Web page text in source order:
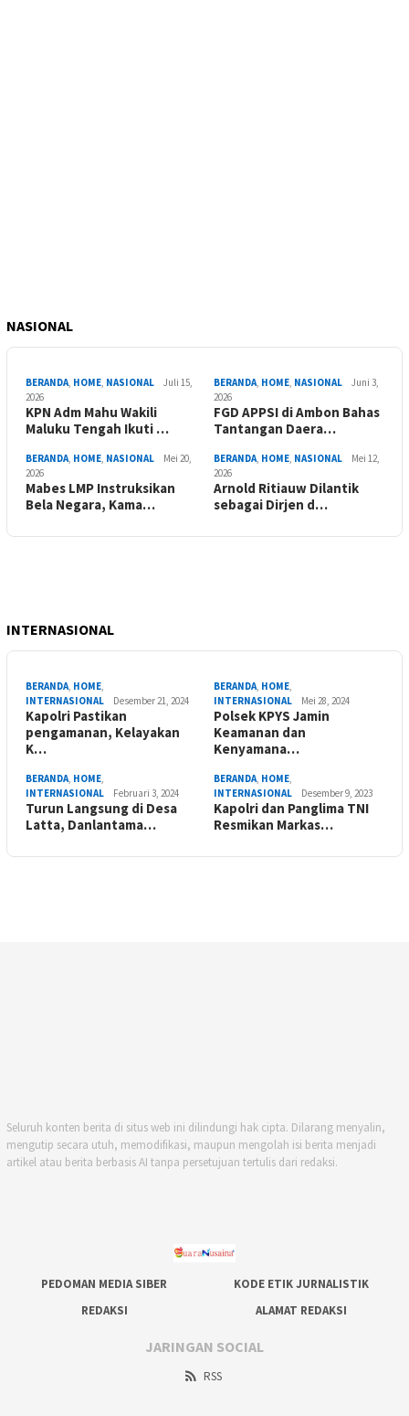
NASIONAL
BERANDA, HOME, NASIONAL
Juli 15,
2026
KPN Adm Mahu Wakili
Maluku Tengah Ikuti …
BERANDA, HOME, NASIONAL
Juni 3,
2026
FGD APPSI di Ambon Bahas
Tantangan Daera…
BERANDA, HOME, NASIONAL
Mei 20,
2026
Mabes LMP Instruksikan
Bela Negara, Kama…
BERANDA, HOME, NASIONAL
Mei 12,
2026
Arnold Ritiauw Dilantik
sebagai Dirjen d…
INTERNASIONAL
BERANDA, HOME,
INTERNASIONAL
Desember 21, 2024
Kapolri Pastikan
pengamanan, Kelayakan
K…
BERANDA, HOME,
INTERNASIONAL
Mei 28, 2024
Polsek KPYS Jamin
Keamanan dan
Kenyamana…
BERANDA, HOME,
INTERNASIONAL
Februari 3, 2024
Turun Langsung di Desa
Latta, Danlantama…
BERANDA, HOME,
INTERNASIONAL
Desember 9, 2023
Kapolri dan Panglima TNI
Resmikan Markas…
Seluruh konten berita di situs web ini dilindungi hak cipta. Dilarang menyalin,
mengutip secara utuh, memodifikasi, maupun mengolah isi berita menjadi
artikel atau berita berbasis AI tanpa persetujuan tertulis dari redaksi.
PEDOMAN MEDIA SIBER
KODE ETIK JURNALISTIK
REDAKSI
ALAMAT REDAKSI
JARINGAN SOCIAL
RSS